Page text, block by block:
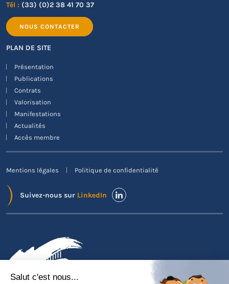
Tél : (33) (0)2 38 41 70 37
NOUS CONTACTER
PLAN DE SITE
Présentation
Publications
Contrats
Valorisation
Manifestations
Actualités
Accès membre
Mentions légales Politique de confidentialité
Suivez-nous sur LinkedIn